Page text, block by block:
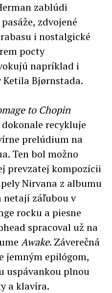
zablúdi
pasáže, zdvojené
i nostalgické
pocty
napríklad i
Bjørnstada.
to Chopin
recykluje
prelúdium na
Ten bol možno
prevzatej kompozícii
Nirvana z albumu
netají záľubou v
rocku a piesne
spracoval už na
Awake. Záverečná
jemným epilógom,
uspávankou plnou
a klavíra.